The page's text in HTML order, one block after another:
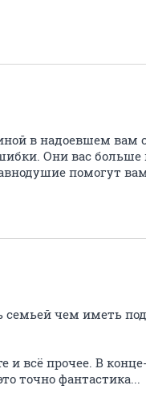
в надоевшем вам
Они вас больше
помогут
семьей чем иметь
и всё прочее. В
точно фантастика...